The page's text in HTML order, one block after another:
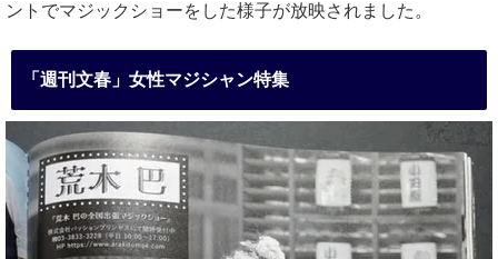
ントでマジックショーをした様子が放映されました。
「週刊文春」女性マジシャン特集